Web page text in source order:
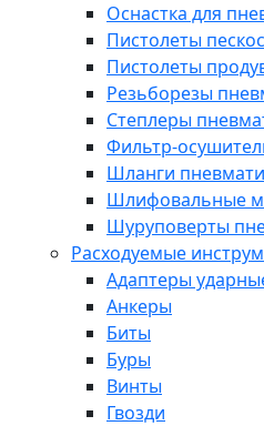
Оснастка для
Пистолеты
Пистолеты
Резьборезы
Степлеры
Фильтр-
Шланги
Шлифовальные
Шуруповерты
Расходуемые
Адаптеры
Анкеры
Биты
Буры
Винты
Гвозди